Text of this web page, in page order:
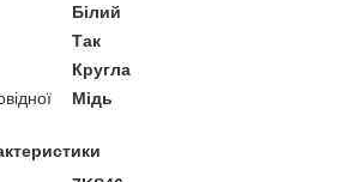
Білий
Так
Кругла
Мідь